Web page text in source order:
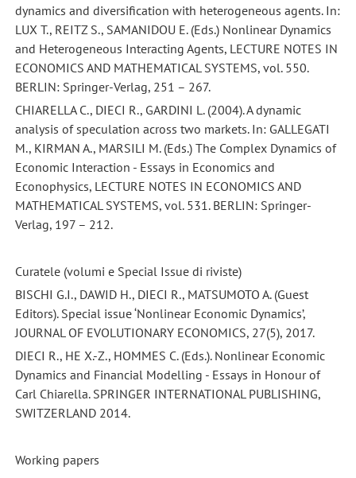
dynamics and diversification with heterogeneous agents. In:
LUX T., REITZ S., SAMANIDOU E. (Eds.) Nonlinear Dynamics
and Heterogeneous Interacting Agents, LECTURE NOTES IN
ECONOMICS AND MATHEMATICAL SYSTEMS, vol. 550.
BERLIN: Springer-Verlag, 251 – 267.
CHIARELLA C., DIECI R., GARDINI L. (2004). A dynamic
analysis of speculation across two markets. In: GALLEGATI
M., KIRMAN A., MARSILI M. (Eds.) The Complex Dynamics of
Economic Interaction - Essays in Economics and
Econophysics, LECTURE NOTES IN ECONOMICS AND
MATHEMATICAL SYSTEMS, vol. 531. BERLIN: Springer-
Verlag, 197 – 212.
Curatele (volumi e Special Issue di riviste)
BISCHI G.I., DAWID H., DIECI R., MATSUMOTO A. (Guest
Editors). Special issue ‘Nonlinear Economic Dynamics’,
JOURNAL OF EVOLUTIONARY ECONOMICS, 27(5), 2017.
DIECI R., HE X.-Z., HOMMES C. (Eds.). Nonlinear Economic
Dynamics and Financial Modelling - Essays in Honour of
Carl Chiarella. SPRINGER INTERNATIONAL PUBLISHING,
SWITZERLAND 2014.
Working papers